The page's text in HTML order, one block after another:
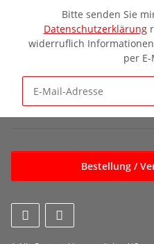
Bitte senden Sie
Datenschutzerklärung
widerruflich
per
Bestellung /